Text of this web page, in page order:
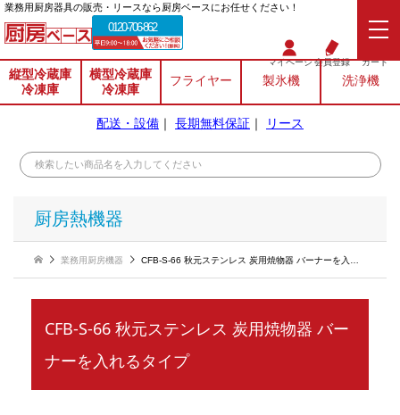
業務⽤厨房器具の販売・リースなら厨房ベースにお任せください！
0120-706-862
マイページ会員登録 カート
縦型冷蔵庫
冷凍庫
横型冷蔵庫
冷凍庫
フライヤー 製氷機 洗浄機
配送・設備 ｜ 長期無料保証 ｜ リース
厨房熱機器
業務用厨房機器 CFB-S-66 秋元ステンレス 炭用焼物器 バーナーを入れるタイプ
CFB-S-66 秋元ステンレス 炭用焼物器 バー
ナーを入れるタイプ